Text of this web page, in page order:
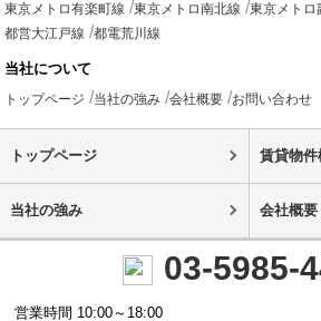
東京メトロ有楽町線
東京メトロ南北線 東京メトロ
都営大江戸線
都電荒川線
当社について
トップページ 当社の強み 会社概要 お問い合わせ
トップページ 賃貸物件
当社の強み 会社概要
03-5985-
営業時間 10:00～18:00